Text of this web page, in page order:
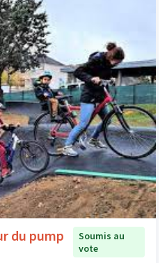
du pump
Soumis au
vote